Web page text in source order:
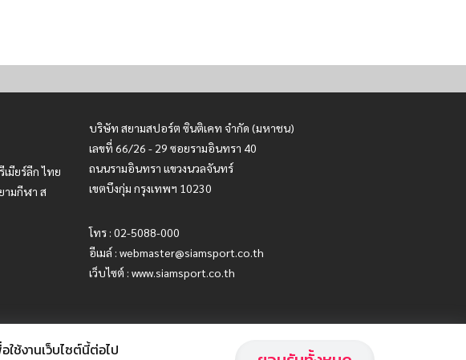
มียร์ลีก ไทย
ามกีฬา ส
บริษัท สยามสปอร์ต ซินติเคท จำกัด (มหาชน)
เลขที่ 66/26 - 29 ซอยรามอินทรา 40
ถนนรามอินทรา แขวงนวลจันทร์
เขตบึงกุ่ม กรุงเทพฯ 10230
โทร : 02-5088-000
อีเมล์ : webmaster@siamsport.co.th
เว็บไซต์ : www.siamsport.co.th
ช้งานเว็บไซต์นี้ต่อไป